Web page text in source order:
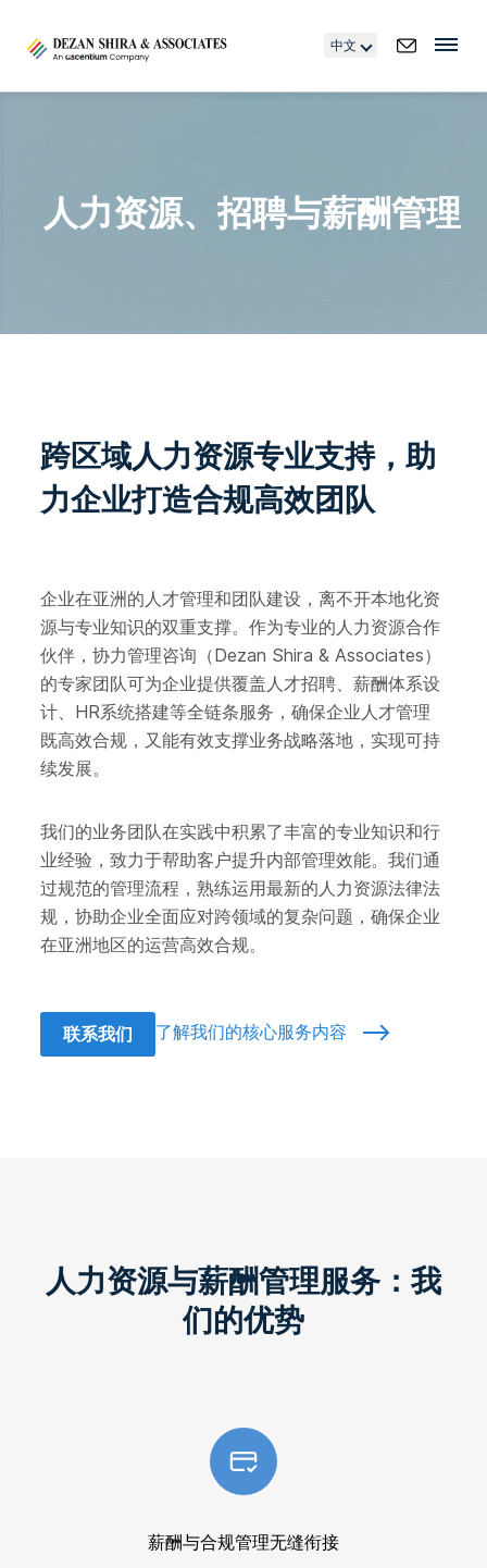
中文
人力资源、招聘与薪酬管理
跨区域人力资源专业支持，助
力企业打造合规高效团队
企业在亚洲的人才管理和团队建设，离不开本地化资
源与专业知识的双重支撑。作为专业的人力资源合作
伙伴，协力管理咨询（Dezan Shira & Associates）
的专家团队可为企业提供覆盖人才招聘、薪酬体系设
计、HR系统搭建等全链条服务，确保企业人才管理
既高效合规，又能有效支撑业务战略落地，实现可持
续发展。
我们的业务团队在实践中积累了丰富的专业知识和行
业经验，致力于帮助客户提升内部管理效能。我们通
过规范的管理流程，熟练运用最新的人力资源法律法
规，协助企业全面应对跨领域的复杂问题，确保企业
在亚洲地区的运营高效合规。
联系我们 了解我们的核心服务内容
人力资源与薪酬管理服务：我
们的优势
薪酬与合规管理无缝衔接